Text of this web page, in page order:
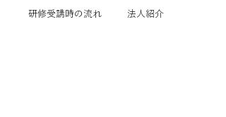
研修受講時の流れ 法人紹介